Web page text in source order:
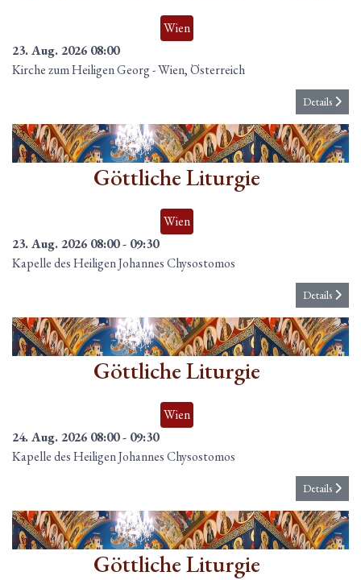
Wien
23. Aug. 2026 08:00
Kirche zum Heiligen Georg-Wien, Österreich
Details
23
Aug.
Göttliche Liturgie
Wien
23. Aug. 2026 08:00- 09:30
Kapelle des Heiligen Johannes Chysostomos
Details
24
Aug.
Göttliche Liturgie
Wien
24. Aug. 2026 08:00- 09:30
Kapelle des Heiligen Johannes Chysostomos
Details
25
Aug.
Göttliche Liturgie